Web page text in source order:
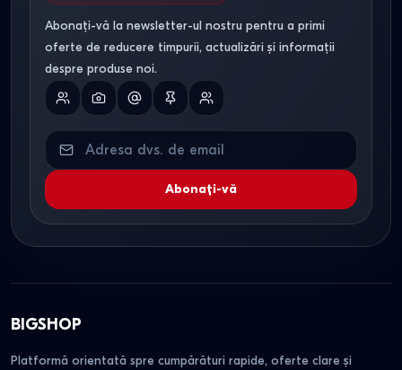
Abonați-vă la newsletter-ul nostru pentru a primi
oferte de reducere timpurii, actualizări și informații
despre produse noi.
Abonați-vă
BIGSHOP
Platformă orientată spre cumpărături rapide, oferte clare și